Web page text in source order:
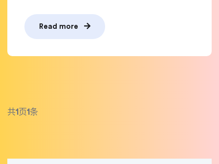
Read more
共1 页1条